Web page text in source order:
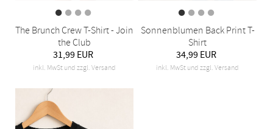
The Brunch Crew T-Shirt - Join
the Club
31,99 EUR
inkl. MwSt und zzgl. Versand
Sonnenblumen Back Print T-
Shirt
34,99 EUR
inkl. MwSt und zzgl. Versand